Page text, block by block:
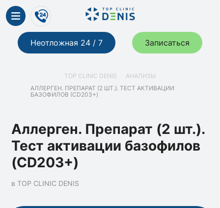
Неотложная 24 / 7 Записаться
TOP CLINIC DENIS
АНАЛИЗЫ
АЛЛЕРГЕН. ПРЕПАРАТ (2 ШТ.). ТЕСТ АКТИВАЦИИ
БАЗОФИЛОВ (CD203+)
Аллерген. Препарат (2 шт.).
Тест активации базофилов
(CD203+)
в TOP CLINIC DENIS